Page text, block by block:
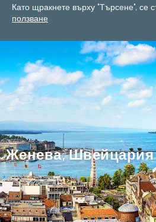
Женева, Швейцария
Като щракнете върху "Търсене", се
ползване